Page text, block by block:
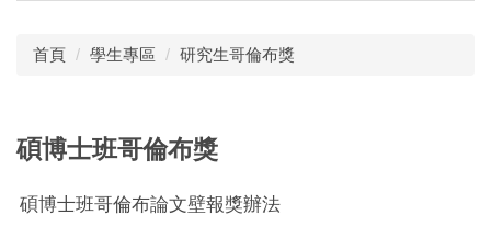
首頁 學生專區 研究生哥倫布獎
碩博士班哥倫布獎
碩博士班哥倫布論文壁報獎辦法